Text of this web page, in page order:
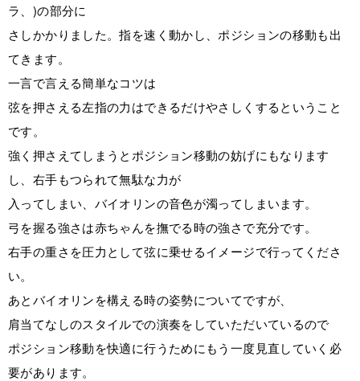
ラ、)の部分に
さしかかりました。指を速く動かし、ポジションの移動も出
てきます。
一言で言える簡単なコツは
弦を押さえる左指の力はできるだけやさしくするということ
です。
強く押さえてしまうとポジション移動の妨げにもなります
し、右手もつられて無駄な力が
入ってしまい、バイオリンの音色が濁ってしまいます。
弓を握る強さは赤ちゃんを撫でる時の強さで充分です。
右手の重さを圧力として弦に乗せるイメージで行ってくださ
い。
あとバイオリンを構える時の姿勢についてですが、
肩当てなしのスタイルでの演奏をしていただいているので
ポジション移動を快適に行うためにもう一度見直していく必
要があります。